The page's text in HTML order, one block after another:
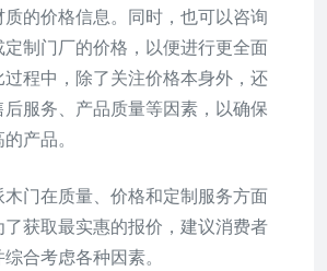
的价格信息。同时，也可以咨询
制门厂的价格，以便进行更全面
程中，除了关注价格本身外，还
服务、产品质量等因素，以确保
产品。
门在质量、价格和定制服务方面
获取最实惠的报价，建议消费者
合考虑各种因素。